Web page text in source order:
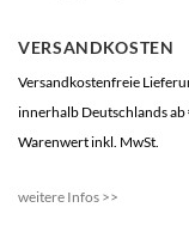
VERSANDKOSTEN
Versandkostenfreie
innerhalb Deutschlands ab
Warenwert inkl. MwSt.
weitere Infos >>